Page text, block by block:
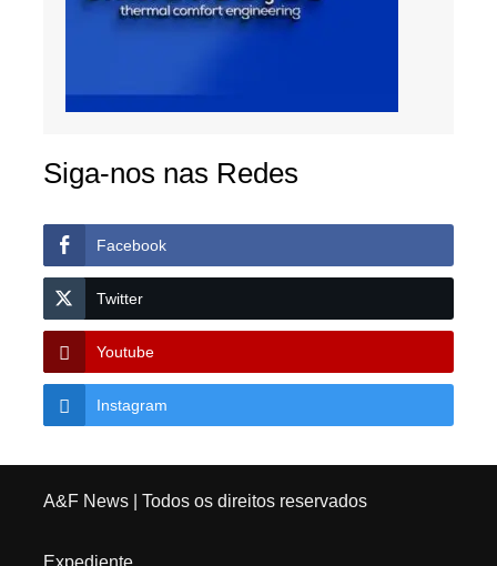
Siga-nos nas Redes
Facebook
Twitter
Youtube
Instagram
A&F News| Todos os direitos reservados